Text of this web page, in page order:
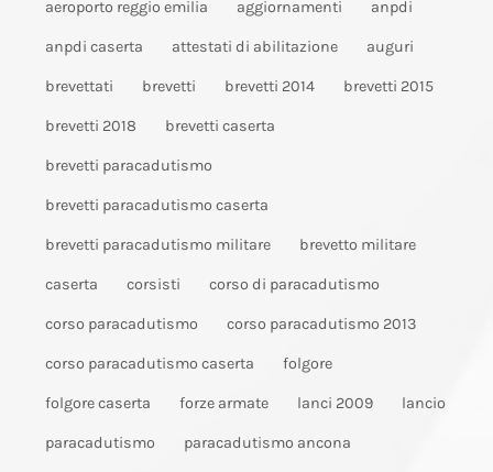
aeroporto reggio emilia aggiornamenti anpdi
anpdi caserta attestati di abilitazione auguri
brevettati brevetti brevetti 2014 brevetti 2015
brevetti 2018 brevetti caserta
brevetti paracadutismo
brevetti paracadutismo caserta
brevetti paracadutismo militare brevetto militare
caserta corsisti corso di paracadutismo
corso paracadutismo corso paracadutismo 2013
corso paracadutismo caserta folgore
folgore caserta forze armate lanci 2009 lancio
paracadutismo paracadutismo ancona